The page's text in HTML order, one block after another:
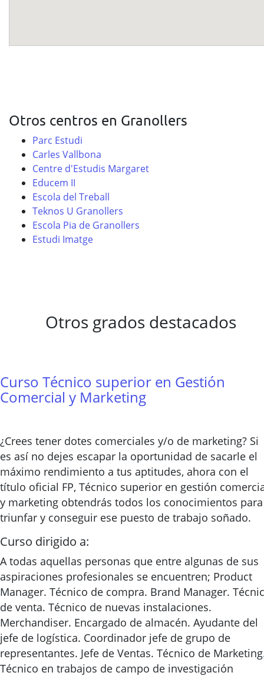
Otros centros en Granollers
Parc Estudi
Carles Vallbona
Centre d'Estudis Margaret
Educem II
Escola del Treball
Teknos U Granollers
Escola Pia de Granollers
Estudi Imatge
Otros grados destacados
Curso Técnico superior en Gestión
Comercial y Marketing
¿Crees tener dotes comerciales y/o de marketing? Si
es así no dejes escapar la oportunidad de sacarle el
máximo rendimiento a tus aptitudes, ahora con el
título oficial FP, Técnico superior en gestión
y marketing obtendrás todos los conocimientos para
triunfar y conseguir ese puesto de trabajo soñado.
Curso dirigido a:
A todas aquellas personas que entre algunas de sus
aspiraciones profesionales se encuentren; Product
Manager. Técnico de compra. Brand Manager.
de venta. Técnico de nuevas instalaciones.
Merchandiser. Encargado de almacén. Ayudante del
jefe de logística. Coordinador jefe de grupo de
representantes. Jefe de Ventas. Técnico de
Técnico en trabajos de campo de investigación